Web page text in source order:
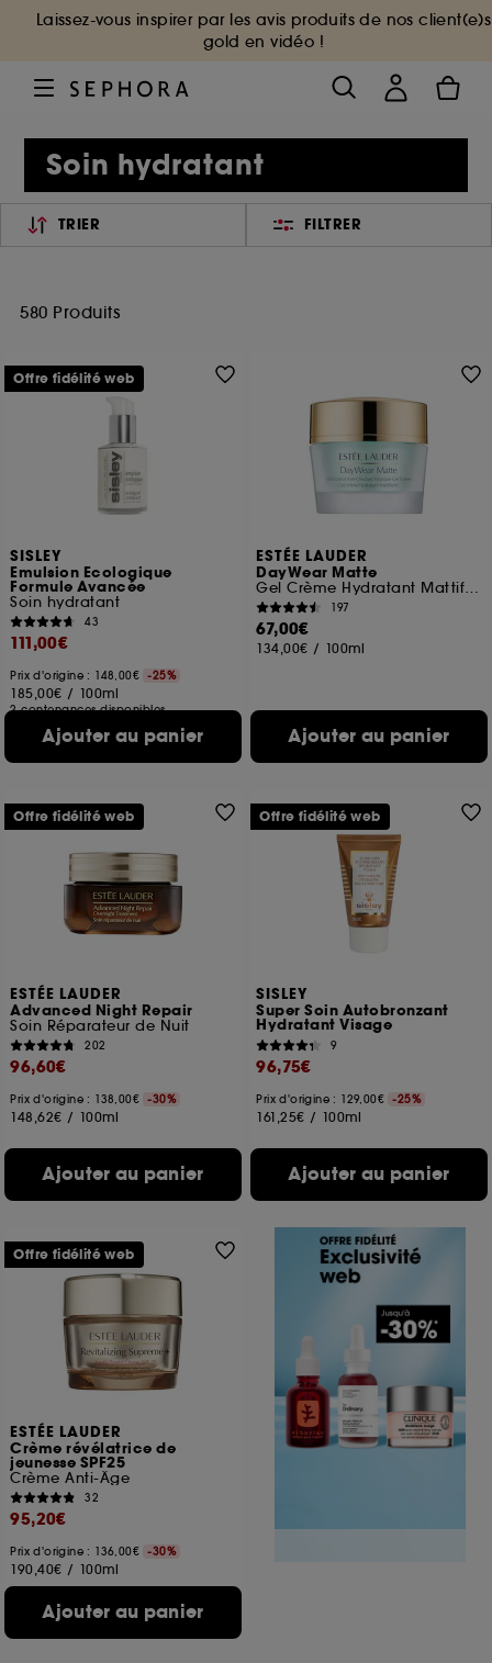
Laissez-vous inspirer par les avis produits de nos client(e)s
gold en vidéo !
Soin hydratant
TRIER FILTRER
580 Produits
SISLEY
Emulsion Ecologique
Formule Avancée
Soin hydratant
43
111,00€
Prix d'origine : 148,00€ -25%
185,00€ / 100ml
2 contenances disponibles
Ajouter au panier
Offre fidélité web
ESTÉE LAUDER
DayWear Matte
Gel Crème Hydratant Mattifiant
197
67,00€
134,00€ / 100ml
Ajouter au panier
ESTÉE LAUDER
Advanced Night Repair
Soin Réparateur de Nuit
202
96,60€
Prix d'origine : 138,00€ -30%
148,62€ / 100ml
Ajouter au panier
Offre fidélité web
SISLEY
Super Soin Autobronzant
Hydratant Visage
9
96,75€
Prix d'origine : 129,00€ -25%
161,25€ / 100ml
Ajouter au panier
Offre fidélité web
ESTÉE LAUDER
Crème révélatrice de
jeunesse SPF25
Crème Anti-Âge
32
95,20€
Prix d'origine : 136,00€ -30%
190,40€ / 100ml
Ajouter au panier
Offre fidélité web